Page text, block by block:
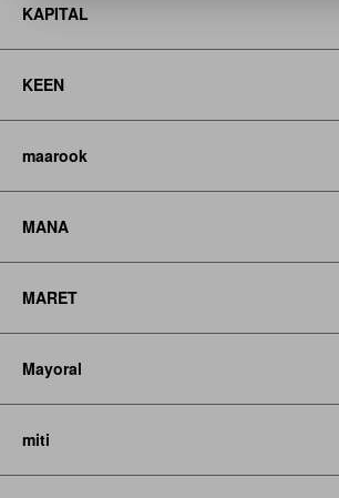
KAPITAL
KEEN
maarook
MANA
MARET
Mayoral
miti